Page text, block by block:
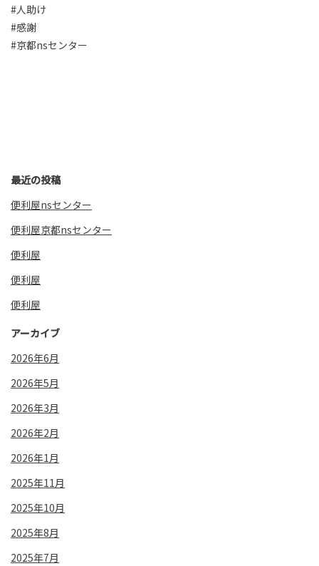
#人助け
#感謝
#京都nsセンター
最近の投稿
便利屋nsセンター
便利屋京都nsセンター
便利屋
便利屋
便利屋
アーカイブ
2026年6月
2026年5月
2026年3月
2026年2月
2026年1月
2025年11月
2025年10月
2025年8月
2025年7月